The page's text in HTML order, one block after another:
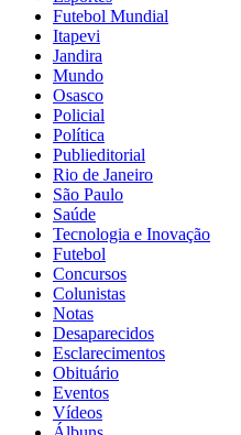
Futebol Mundial
Itapevi
Jandira
Mundo
Osasco
Policial
Política
Publieditorial
Rio de Janeiro
São Paulo
Saúde
Tecnologia e Inovação
Futebol
Concursos
Colunistas
Notas
Desaparecidos
Esclarecimentos
Obituário
Eventos
Vídeos